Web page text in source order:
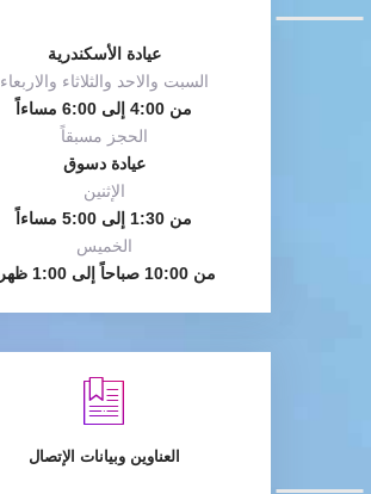
عيادة الأسكندرية
السبت والاحد والثلاثاء والاربعاء
من 4:00 إلى 6:00 مساءاً
الحجز مسبقاً
عيادة دسوق
الإثنين
من 1:30 إلى 5:00 مساءاً
الخميس
من 10:00 صباحاً إلى 1:00 ظهراً
العناوين وبيانات الإتصال